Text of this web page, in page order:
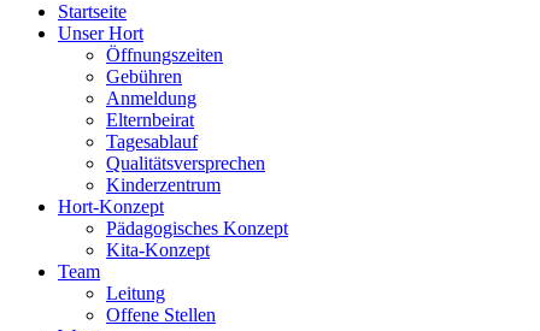
Startseite
Unser Hort
Öffnungszeiten
Gebühren
Anmeldung
Elternbeirat
Tagesablauf
Qualitätsversprechen
Kinderzentrum
Hort-Konzept
Pädagogisches Konzept
Kita-Konzept
Team
Leitung
Offene Stellen